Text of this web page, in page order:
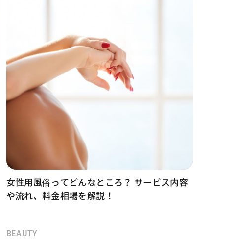
女性用風俗ってどんなところ？ サービス内容
や流れ、料金相場を解説！
BEAUTY